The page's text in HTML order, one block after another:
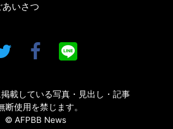
いさつ
載している写真・見出し・記事
断使用を禁じます。
© AFPBB News